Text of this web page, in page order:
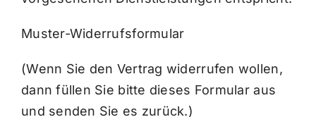
Muster-Widerrufsformular
(Wenn Sie den Vertrag widerrufen wollen,
dann füllen Sie bitte dieses Formular aus
und senden Sie es zurück.)